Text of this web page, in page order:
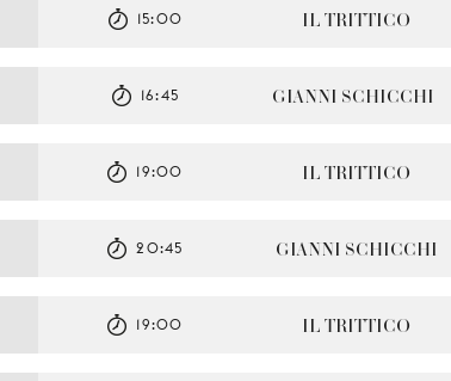
IL TRITTICO
15:00
GIANNI SCHICCHI
16:45
IL TRITTICO
19:00
GIANNI SCHICCHI
20:45
IL TRITTICO
19:00